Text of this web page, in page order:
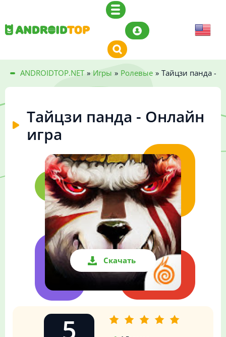
ANDROIDTOP.NET » Игры » Ролевые » Тайцзи панда -
Тайцзи панда - Онлайн
игра
Скачать
5